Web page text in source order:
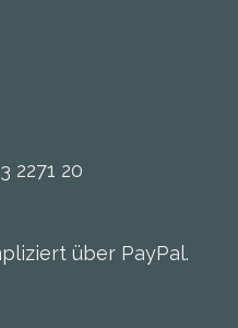
2271 20
über PayPal.